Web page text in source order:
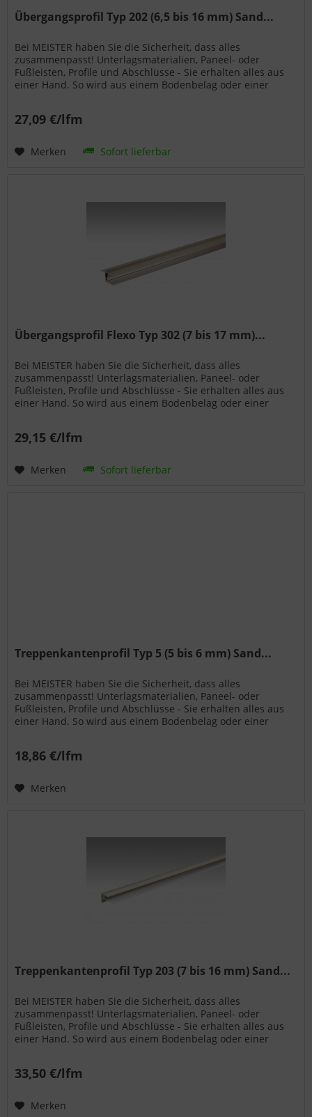
Übergangsprofil Typ 202 (6,5 bis 16 mm) Sand...
Bei MEISTER haben Sie die Sicherheit, dass alles
zusammenpasst! Unterlagsmaterialien, Paneel- oder
Fußleisten, Profile und Abschlüsse - Sie erhalten alles aus
einer Hand. So wird aus einem Bodenbelag oder einer
27,09 €/lfm
Merken Sofort lieferbar
Übergangsprofil Flexo Typ 302 (7 bis 17 mm)...
Bei MEISTER haben Sie die Sicherheit, dass alles
zusammenpasst! Unterlagsmaterialien, Paneel- oder
Fußleisten, Profile und Abschlüsse - Sie erhalten alles aus
einer Hand. So wird aus einem Bodenbelag oder einer
29,15 €/lfm
Merken Sofort lieferbar
Treppenkantenprofil Typ 5 (5 bis 6 mm) Sand...
Bei MEISTER haben Sie die Sicherheit, dass alles
zusammenpasst! Unterlagsmaterialien, Paneel- oder
Fußleisten, Profile und Abschlüsse - Sie erhalten alles aus
einer Hand. So wird aus einem Bodenbelag oder einer
18,86 €/lfm
Merken
Treppenkantenprofil Typ 203 (7 bis 16 mm) Sand...
Bei MEISTER haben Sie die Sicherheit, dass alles
zusammenpasst! Unterlagsmaterialien, Paneel- oder
Fußleisten, Profile und Abschlüsse - Sie erhalten alles aus
einer Hand. So wird aus einem Bodenbelag oder einer
33,50 €/lfm
Merken